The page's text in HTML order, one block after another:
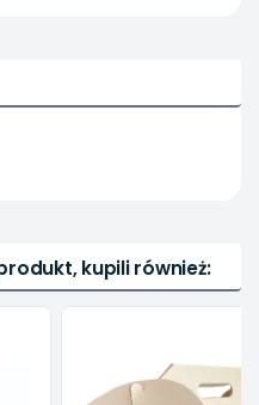
kupili również: